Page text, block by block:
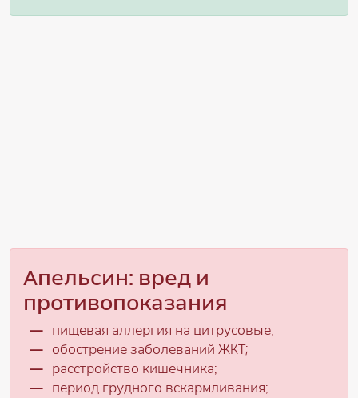
Апельсин: вред и
противопоказания
пищевая аллергия на цитрусовые;
обострение заболеваний ЖКТ;
расстройство кишечника;
период грудного вскармливания;